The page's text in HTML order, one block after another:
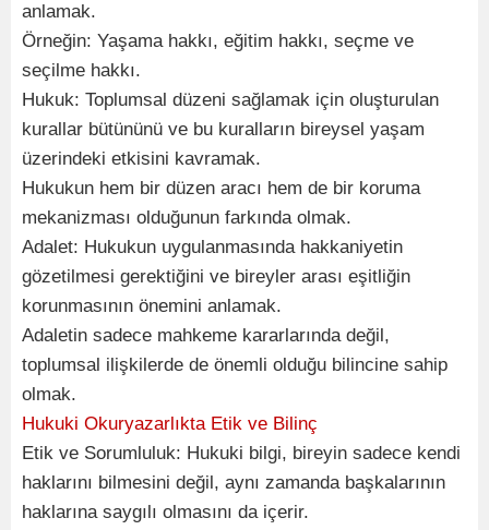
anlamak.
Örneğin: Yaşama hakkı, eğitim hakkı, seçme ve
seçilme hakkı.
Hukuk: Toplumsal düzeni sağlamak için oluşturulan
kurallar bütününü ve bu kuralların bireysel yaşam
üzerindeki etkisini kavramak.
Hukukun hem bir düzen aracı hem de bir koruma
mekanizması olduğunun farkında olmak.
Adalet: Hukukun uygulanmasında hakkaniyetin
gözetilmesi gerektiğini ve bireyler arası eşitliğin
korunmasının önemini anlamak.
Adaletin sadece mahkeme kararlarında değil,
toplumsal ilişkilerde de önemli olduğu bilincine sahip
olmak.
Hukuki Okuryazarlıkta Etik ve Bilinç
Etik ve Sorumluluk: Hukuki bilgi, bireyin sadece kendi
haklarını bilmesini değil, aynı zamanda başkalarının
haklarına saygılı olmasını da içerir.